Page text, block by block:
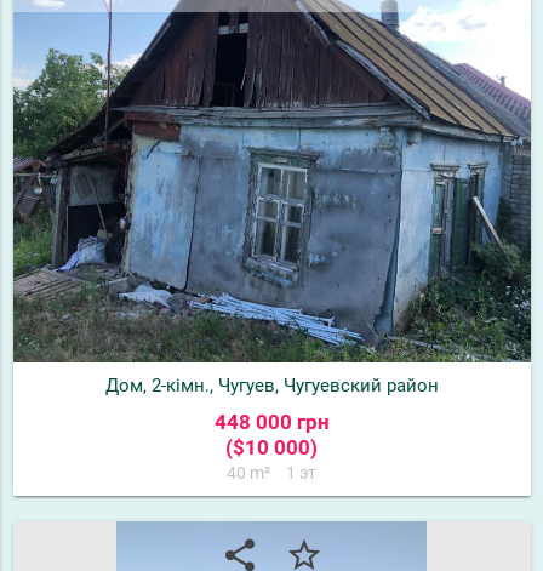
Дом, 2-кімн., Чугуев, Чугуевский район
448 000 грн
($10 000)
40 m² 1 эт
share star_border